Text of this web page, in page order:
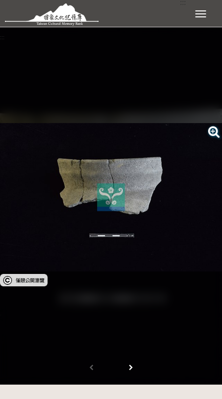
跳到主要內容區塊 展開選單
:::
受著作權法保護-僅限於本平台有限度公開瀏覽